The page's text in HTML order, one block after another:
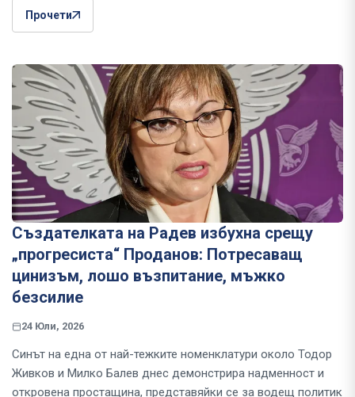
Прочети
Създателката на Радев избухна срещу
„прогресиста“ Проданов: Потресаващ
цинизъм, лошо възпитание, мъжко
безсилие
24 Юли, 2026
Синът на една от най-тежките номенклатури около Тодор
Живков и Милко Балев днес демонстрира надменност и
откровена простащина, представяйки се за водещ политик